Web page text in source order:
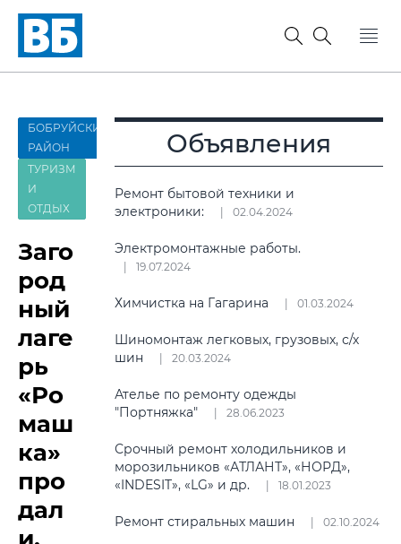
БОБРУЙСКИЙ
РАЙОН
ТУРИЗМ
И
ОТДЫХ
Заго
род
ный
лаге
рь
«Ро
маш
ка»
про
дал
Объявления
Ремонт бытовой техники и
электроники:
02.04.2024
Электромонтажные работы.
19.07.2024
Химчистка на Гагарина 01.03.2024
Шиномонтаж легковых, грузовых, с/х
шин
20.03.2024
Ателье по ремонту одежды
"Портняжка"
28.06.2023
Срочный ремонт холодильников и
морозильников «АТЛАНТ», «НОРД»,
«INDESIT», «LG» и др.
18.01.2023
Ремонт стиральных машин 02.10.2024